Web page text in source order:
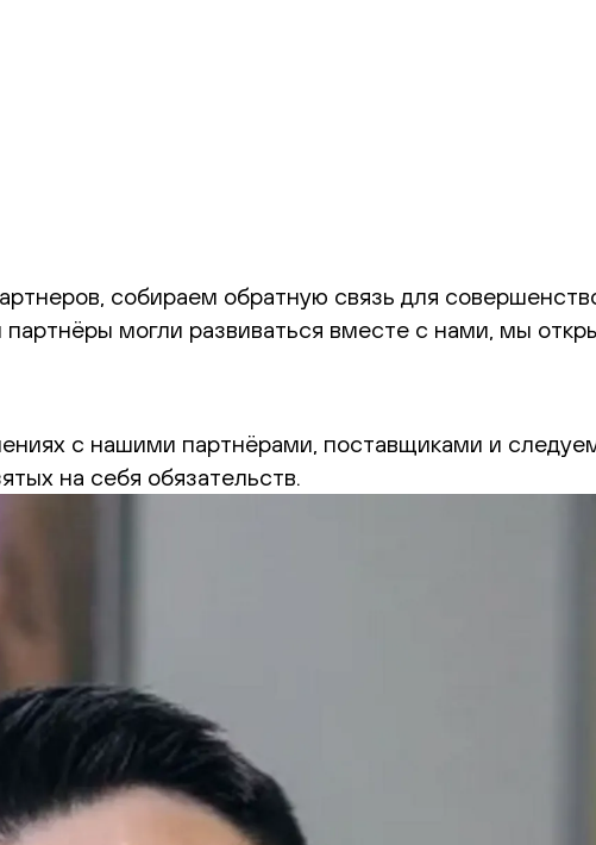
собираем обратную связь для
партнёры могли развиваться вместе с нами, мы
с нашими партнёрами, поставщиками и
на себя обязательств.